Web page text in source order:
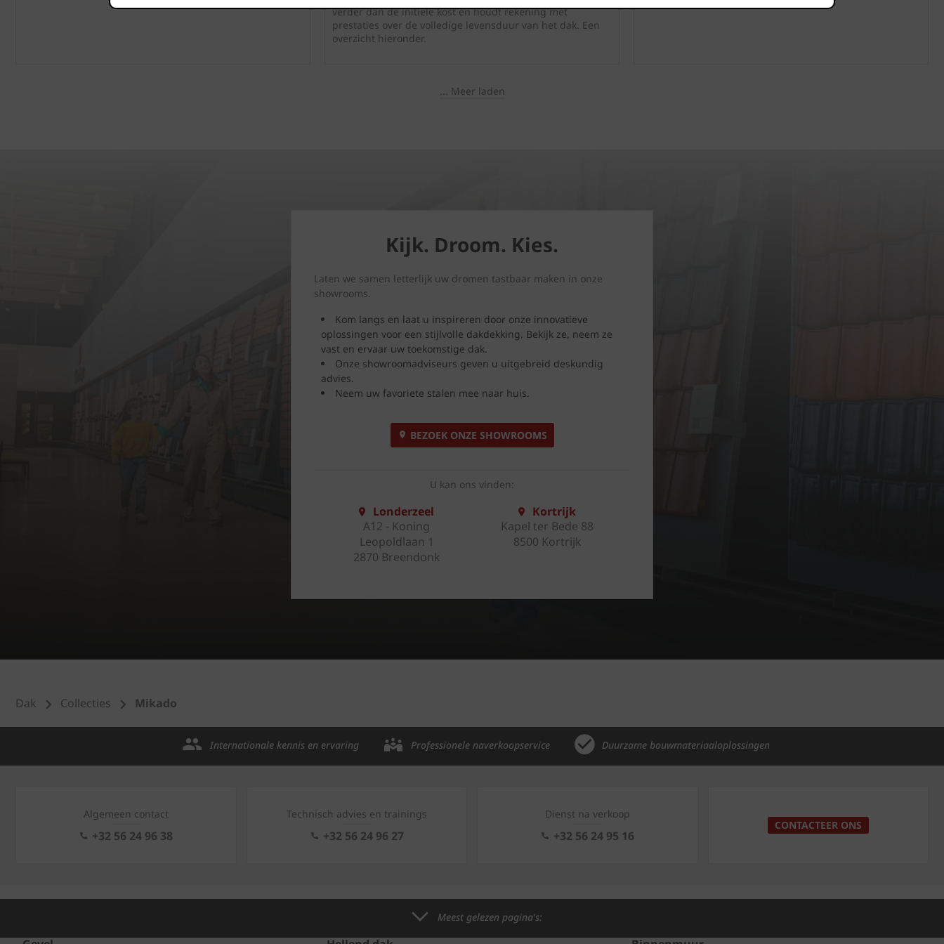
verder dan de initiële kost en houdt rekening met
prestaties over de volledige levensduur van het dak. Een
overzicht hieronder.
... Meer laden
Kijk. Droom. Kies.
Laten we samen letterlijk uw dromen tastbaar maken in onze
showrooms.
Kom langs en laat u inspireren door onze innovatieve
oplossingen voor een stijlvolle dakdekking. Bekijk ze, neem ze
vast en ervaar uw toekomstige dak.
Onze showroomadviseurs geven u uitgebreid deskundig
advies.
Neem uw favoriete stalen mee naar huis.
BEZOEK ONZE SHOWROOMS
U kan ons vinden:
Londerzeel
A12 - Koning
Leopoldlaan 1
2870 Breendonk
Kortrijk
Kapel ter Bede 88
8500 Kortrijk
Dak Collecties Mikado
Internationale kennis en ervaring Professionele naverkoopservice Duurzame bouwmateriaaloplossingen
Algemeen contact
+32 56 24 96 38
Technisch advies en trainings
+32 56 24 96 27
Dienst na verkoop
+32 56 24 95 16
CONTACTEER ONS
Meest gelezen pagina's: